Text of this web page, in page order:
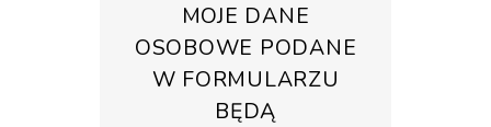
MOJE DANE
OSOBOWE PODANE
W FORMULARZU
BĘDĄ